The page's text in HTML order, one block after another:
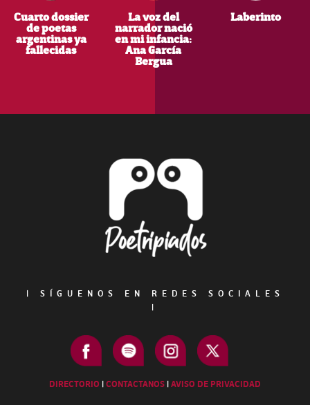
Cuarto dossier
de poetas
argentinas ya
fallecidas
La voz del
narrador nació
en mi infancia:
Ana García
Bergua
Laberinto
|
SÍGUENOS EN REDES SOCIALES
|
DIRECTORIO |CONTACTANOS |AVISO DE PRIVACIDAD